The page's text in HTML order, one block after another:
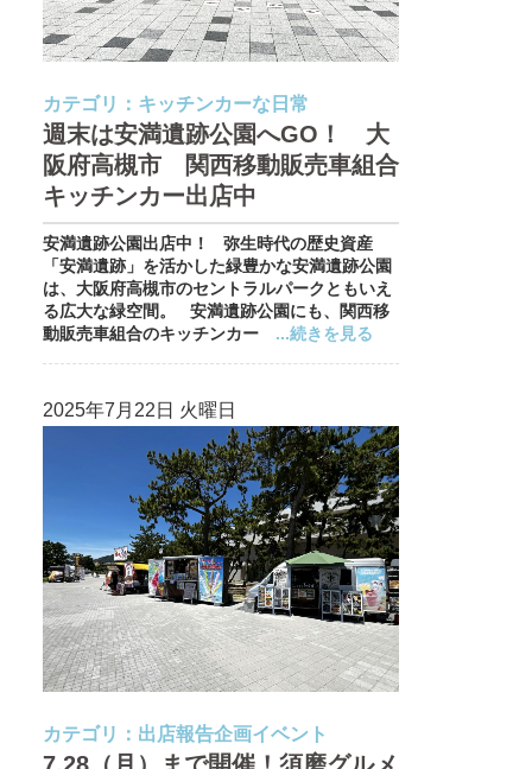
カテゴリ： キッチンカーな日常
週末は安満遺跡公園へGO！ 大
阪府高槻市 関西移動販売車組合
キッチンカー出店中
安満遺跡公園出店中！ 弥生時代の歴史資産
「安満遺跡」を活かした緑豊かな安満遺跡公園
は、大阪府高槻市のセントラルパークともいえ
る広大な緑空間。 安満遺跡公園にも、関西移
動販売車組合のキッチンカー ...続きを見る
2025年7月22日 火曜日
カテゴリ： 出店報告企画イベント